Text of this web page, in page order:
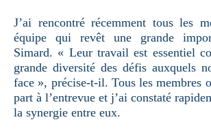
J’ai rencontré récemment tous les
équipe qui revêt une grande
Simard. « Leur travail est essentiel
grande diversité des défis auxquels
face », précise-t-il. Tous les membres
part à l’entrevue et j’ai constaté
la synergie entre eux.